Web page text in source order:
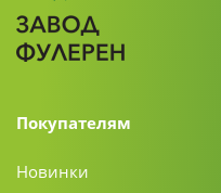
Покупателям
Новинки